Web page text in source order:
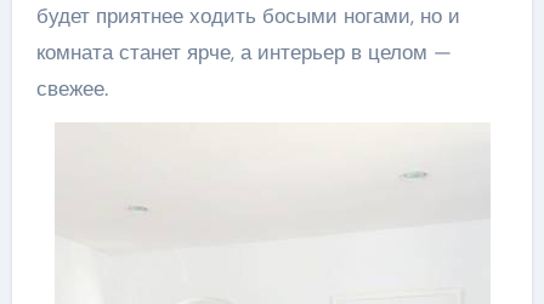
будет приятнее ходить босыми ногами, но и
комната станет ярче, а интерьер в целом —
свежее.